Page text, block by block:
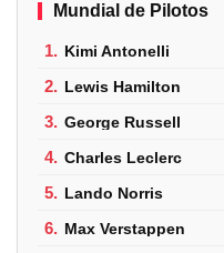
Mundial de Pilotos
1. Kimi Antonelli
2. Lewis Hamilton
3. George Russell
4. Charles Leclerc
5. Lando Norris
6. Max Verstappen